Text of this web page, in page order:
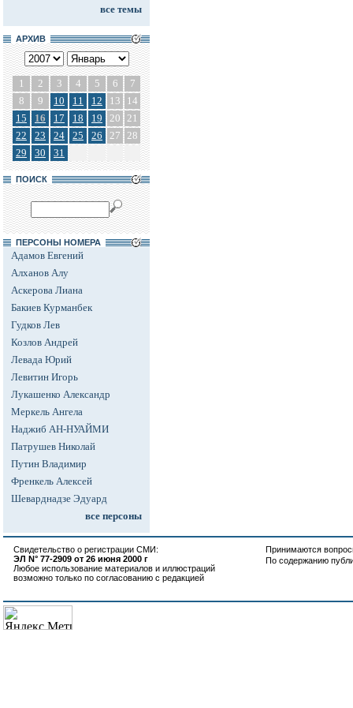
все темы
АРХИВ
1 2 3 4 5 6
7
8
9 10 11 12 13
14
15
16 17 18 19 20 21
22
23 24 25 26 27 28
29
30 31
ПОИСК
ПЕРСОНЫ НОМЕРА
Адамов Евгений
Алханов Алу
Аскерова Лиана
Бакиев Курманбек
Гудков Лев
Козлов Андрей
Левада Юрий
Левитин Игорь
Лукашенко Александр
Меркель Ангела
Наджиб АН-НУАЙМИ
Патрушев Николай
Путин Владимир
Френкель Алексей
Шеварднадзе Эдуард
все персоны
Свидетельство о регистрации СМИ:
ЭЛ N° 77-2909 от 26 июня 2000 г
Любое использование материалов и иллюстраций
возможно только по согласованию с редакцией
Принимаются
По содержанию